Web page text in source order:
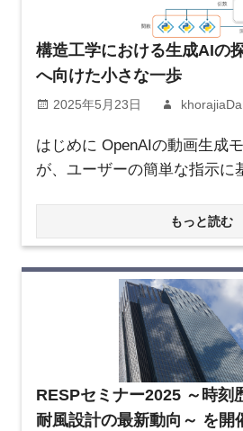
構造工学における生成AIの
へ向けた小さな一歩
2025年5月23日
はじめに OpenAIの動画生成
が、ユーザーの簡単な指示に
もっと読む
RESPセミナー2025 ～時刻
耐風設計の最新動向～ を開